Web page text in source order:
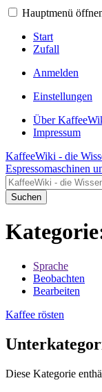
Hauptmenü
Start
Zufall
Anmelden
Einstellungen
Über
Impressum
KaffeeWiki - die
Espressomaschinen
Suchen
Sprache
Beobachten
Bearbeiten
Kaffee rösten
Diese Kategorie